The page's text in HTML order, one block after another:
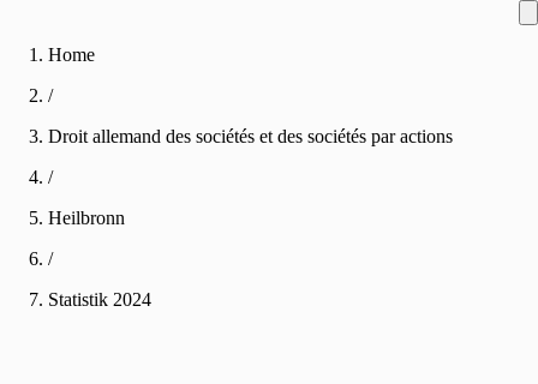
Home
/
Droit allemand des sociétés et des sociétés par actions
/
Heilbronn
/
Statistik 2024